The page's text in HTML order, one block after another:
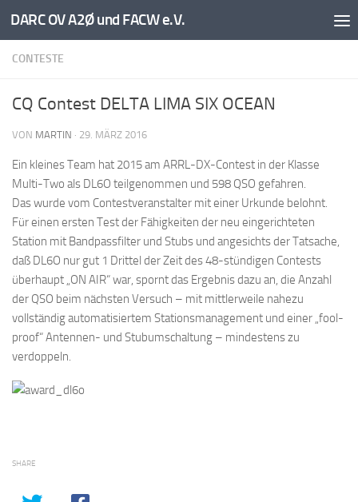
Unter dem Inhalt
DARC OV A2Ø und FACW e.V.
CONTESTE
CQ Contest DELTA LIMA SIX OCEAN
VON MARTIN · 29. MÄRZ 2016
Ein kleines Team hat 2015 am ARRL-DX-Contest in der Klasse
Multi-Two als DL6O teilgenommen und 598 QSO gefahren.
Das wurde vom Contestveranstalter mit einer Urkunde belohnt.
Für einen ersten Test der Fähigkeiten der neu eingerichteten
Station mit Bandpassfilter und Stubs und angesichts der Tatsache,
daß DL6O nur gut 1 Drittel der Zeit des 48-stündigen Contests
überhaupt „ON AIR“ war, spornt das Ergebnis dazu an, die Anzahl
der QSO beim nächsten Versuch – mit mittlerweile nahezu
vollständig automatisiertem Stationsmanagement und einer „fool-
proof“ Antennen- und Stubumschaltung – mindestens zu
verdoppeln.
SHARE